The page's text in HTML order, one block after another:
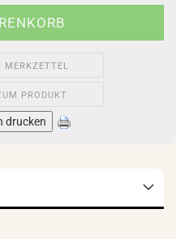
MERKZETTEL
PRODUKT
drucken